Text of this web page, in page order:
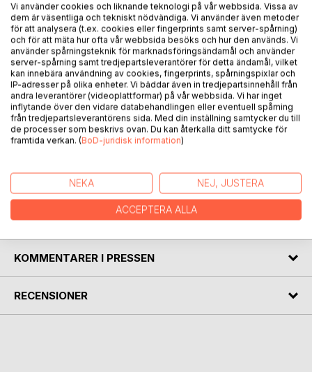
Att förställa sig är att utföra något som blir fallet och får
därmed konsekvenser som begränsar friheten.
Förställningskonsten innehåller en avancerad intentionalitet
som endast människan förmår att hantera.
Att bedriva spioneri eller att förställa sig som varande blind
är att genomföra ett bedrägeri. Förställningen kan således
vara, och används ofta som, ett vapen i livskampen, ett
vapen som fått tvivelaktig moralisk status.
Det är inte ovanligt att en tillfällig mask blir till ett dagligt
en avgörande betydelse för den personliga utvecklingen.
FÖRFATTARE
KOMMENTARER I PRESSEN
RECENSIONER
Vi använder cookies och liknande teknologi på vår webbsida. Vissa av
dem är väsentliga och tekniskt nödvändiga. Vi använder även metoder
för att analysera (t.ex. cookies eller fingerprints samt server-spårning)
och för att mäta hur ofta vår webbsida besöks och hur den används. Vi
använder spårningsteknik för marknadsföringsändamål och använder
server-spårning samt tredjepartsleverantörer för detta ändamål, vilket
kan innebära användning av cookies, fingerprints, spårningspixlar och
IP-adresser på olika enheter. Vi bäddar även in tredjepartsinnehåll från
andra leverantörer (videoplattformar) på vår webbsida. Vi har inget
inflytande över den vidare databehandlingen eller eventuell spårning
från tredjepartsleverantörens sida. Med din inställning samtycker du till
de processer som beskrivs ovan. Du kan återkalla ditt samtycke för
framtida verkan. (BoD-juridisk information)
NEKA NEJ, JUSTERA
ACCEPTERA ALLA